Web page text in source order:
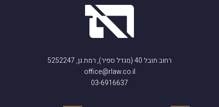
רחוב תובל 40 (מגדל ספיר), רמת גן, 5252247
office@rlaw.co.il
03-6916637